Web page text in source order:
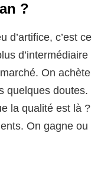
?
d’artifice, c’est ce
d’intermédiaire
On achète
quelques doutes.
la qualité est là ?
On gagne ou